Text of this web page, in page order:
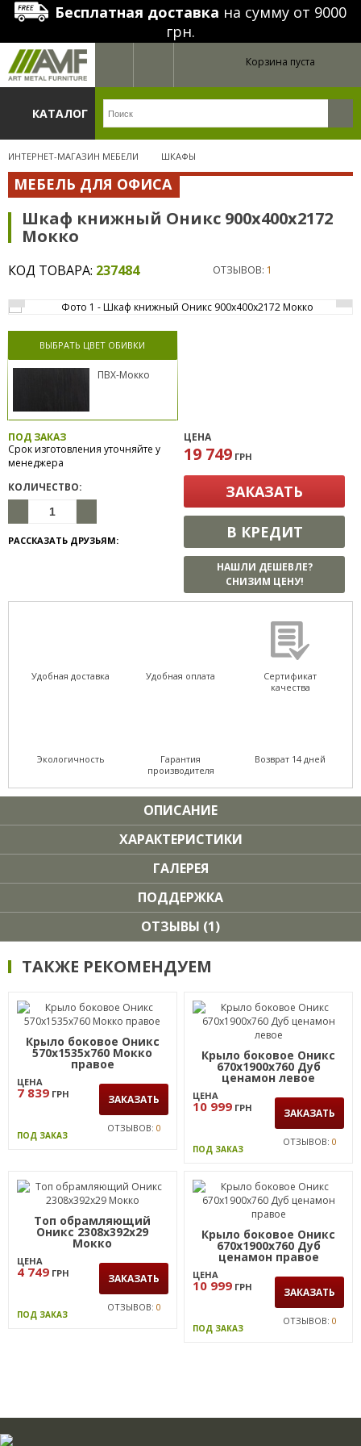
Бесплатная доставка на сумму от 9000
грн.
Корзина пуста
КАТАЛОГ
ИНТЕРНЕТ-МАГАЗИН МЕБЕЛИ ШКАФЫ
МЕБЕЛЬ ДЛЯ ОФИСА
Шкаф книжный Оникс 900х400х2172
Мокко
КОД ТОВАРА: 237484 ОТЗЫВОВ: 1
ВЫБРАТЬ ЦВЕТ ОБИВКИ
ПВХ-Мокко
ПОД ЗАКАЗ
Срок изготовления уточняйте у
менеджера
КОЛИЧЕСТВО:
РАССКАЗАТЬ ДРУЗЬЯМ:
ЦЕНА
19 749 ГРН
ЗАКАЗАТЬ
В КРЕДИТ
НАШЛИ ДЕШЕВЛЕ?
СНИЗИМ ЦЕНУ!
Удобная доставка Удобная оплата
Сертификат
качества
Экологичность
Гарантия
производителя
Возврат 14 дней
ОПИСАНИЕ
ХАРАКТЕРИСТИКИ
ГАЛЕРЕЯ
ПОДДЕРЖКА
ОТЗЫВЫ (1)
ТАКЖЕ РЕКОМЕНДУЕМ
Крыло боковое Оникс
570х1535х760 Мокко
правое
ЦЕНА
7 839 ГРН ЗАКАЗАТЬ
ПОД ЗАКАЗ
ОТЗЫВОВ: 0
Крыло боковое Оникс
670х1900х760 Дуб
ценамон левое
ЦЕНА
10 999 ГРН ЗАКАЗАТЬ
ПОД ЗАКАЗ
ОТЗЫВОВ: 0
Топ обрамляющий
Оникс 2308х392х29
Мокко
ЦЕНА
4 749 ГРН ЗАКАЗАТЬ
ПОД ЗАКАЗ
ОТЗЫВОВ: 0
Крыло боковое Оникс
670х1900х760 Дуб
ценамон правое
ЦЕНА
10 999 ГРН ЗАКАЗАТЬ
ПОД ЗАКАЗ
ОТЗЫВОВ: 0